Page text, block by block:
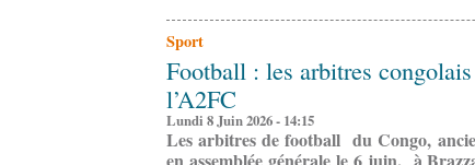
Sport
Football : les arbitres
l’A2FC
Lundi 8 Juin 2026 - 14:15
Les arbitres de football du Congo,